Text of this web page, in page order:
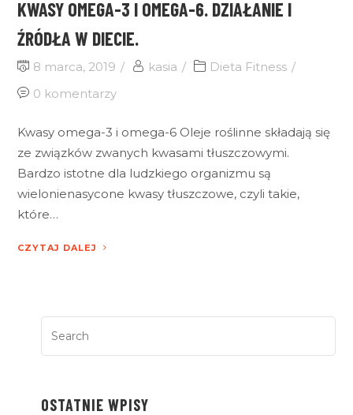
KWASY OMEGA-3 I OMEGA-6. DZIAŁANIE I
ŹRÓDŁA W DIECIE.
8 marca, 2019 kasia
Dieta Fitness
0 komentarzy
Kwasy omega-3 i omega-6 Oleje roślinne składają się
ze związków zwanych kwasami tłuszczowymi.
Bardzo istotne dla ludzkiego organizmu są
wielonienasycone kwasy tłuszczowe, czyli takie,
które…
CZYTAJ DALEJ
OSTATNIE WPISY